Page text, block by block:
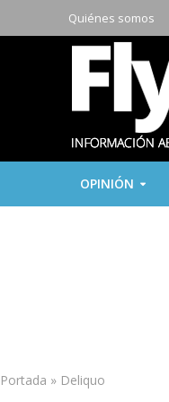
Quiénes somos
OPINIÓN
Portada » Deliquo